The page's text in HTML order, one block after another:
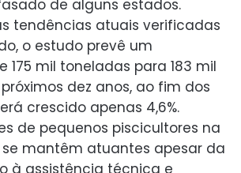
de alguns estados.
tendências atuais verificadas
o estudo prevê um
175 mil toneladas para 183 mil
dez anos, ao fim dos
crescido apenas 4,6%.
de pequenos piscicultores na
mantêm atuantes apesar da
à assistência técnica e